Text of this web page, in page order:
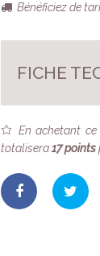
Bénéficiez de
FICHE
En achetant
totalisera17points